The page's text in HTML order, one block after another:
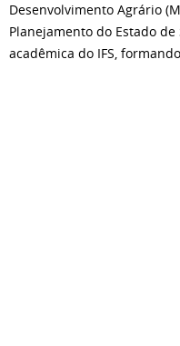
Desenvolvimento Agrário
Planejamento do Estado
acadêmica do IFS,